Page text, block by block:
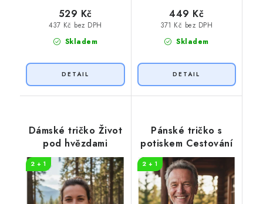
Skladem
437 Kč bez DPH
529 Kč
Skladem
371 Kč bez DPH
449 Kč
Dámské tričko Život
pod hvězdami
2 + 1
Pánské tričko s
potiskem Cestování
2 + 1